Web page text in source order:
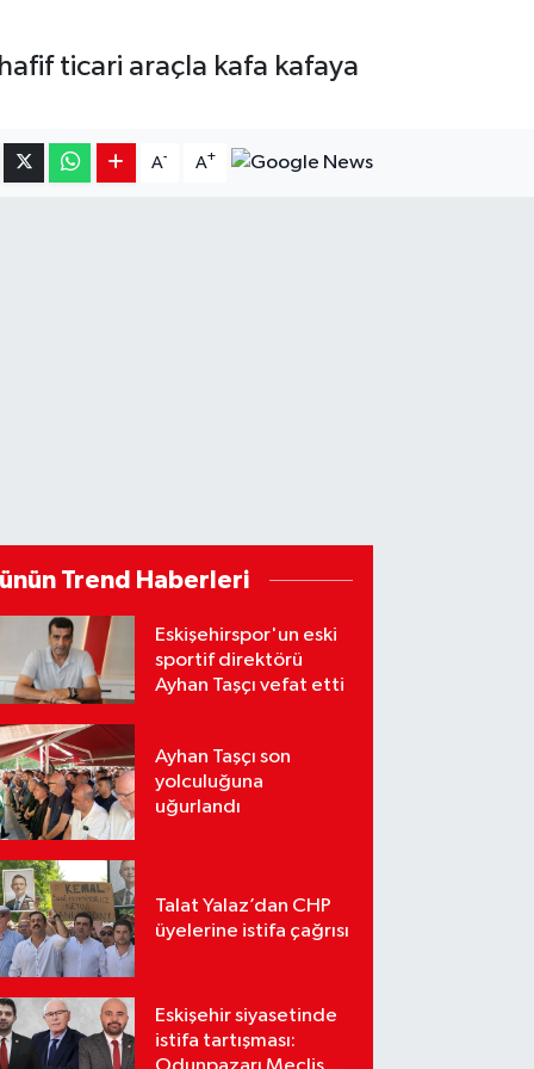
ticari araçla kafa kafaya
A- A+
Trend Haberleri
Eskişehirspor'un eski
sportif direktörü
Ayhan Taşçı vefat etti
Ayhan Taşçı son
yolculuğuna
uğurlandı
Talat Yalaz’dan CHP
üyelerine istifa çağrısı
Eskişehir siyasetinde
istifa tartışması: